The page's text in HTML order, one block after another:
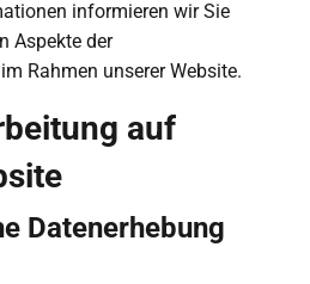
informieren wir Sie
Aspekte der
Rahmen unserer Website.
auf
Datenerhebung